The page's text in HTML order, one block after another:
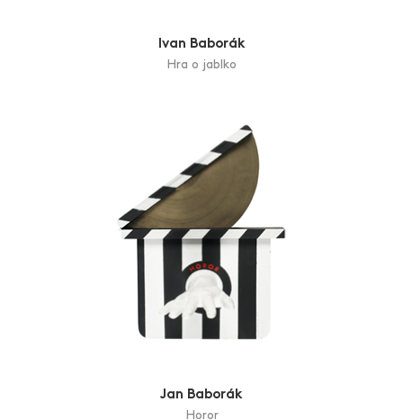
Ivan Baborák
Hra o jablko
Jan Baborák
Horor